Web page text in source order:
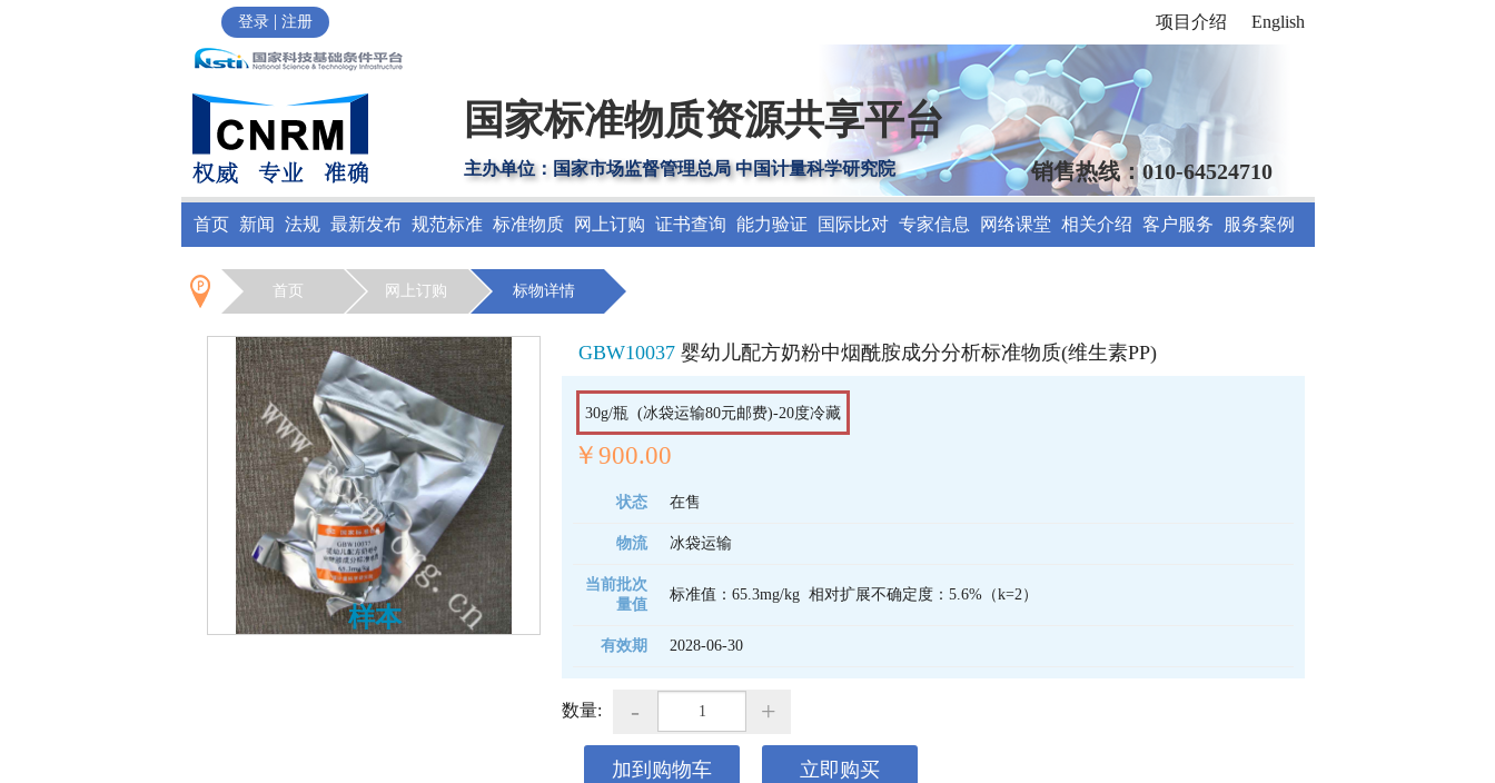
登录 | 注册 项目介绍 English
国家标准物质资源共享平台
主办单位：国家市场监督管理总局 中国计量科学研究院 销售热线：010-64524710
首页 新闻 法规 最新发布 规范标准 标准物质 网上订购 证书查询 能力验证 国际比对 专家信息 网络课堂 相关介绍 客户服务 服务案例
首页 网上订购 标物详情
样本
GBW10037 婴幼儿配方奶粉中烟酰胺成分分析标准物质(维生素PP)
30g/瓶 (冰袋运输80元邮费)-20度冷藏
￥900.00
状态 在售
物流 冰袋运输
当前批次
量值
标准值：65.3mg/kg  相对扩展不确定度：5.6%（k=2）
有效期 2028-06-30
数量: - +
加到购物车 立即购买